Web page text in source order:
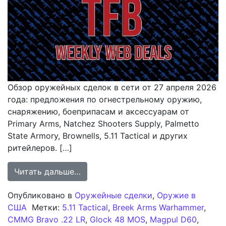
Обзор оружейных сделок в сети от 27 апреля 2026
года: предложения по огнестрельному оружию,
снаряжению, боеприпасам и аксессуарам от
Primary Arms, Natchez Shooters Supply, Palmetto
State Armory, Brownells, 5.11 Tactical и других
ритейлеров. […]
Читать дальше…
Опубликовано в Оружейные сделки, Оружие в
США Метки: 5.11 Tactical, Breek Arms Warhammer,
CMMG Bravo .22 LR, Glock 48 MOS, Magpul D60,